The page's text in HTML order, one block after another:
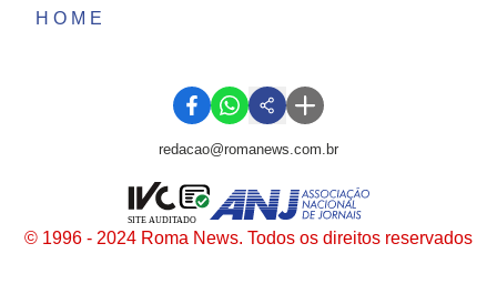
HOME
redacao@romanews.com.br
© 1996 - 2024 Roma News. Todos os direitos reservados
SITE AUDITADO